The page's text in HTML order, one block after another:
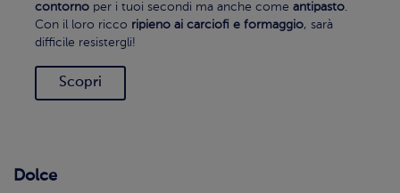
contorno per i tuoi secondi ma anche come antipasto.
Con il loro ricco ripieno ai carciofi e formaggio, sarà
difficile resistergli!
Scopri
Dolce